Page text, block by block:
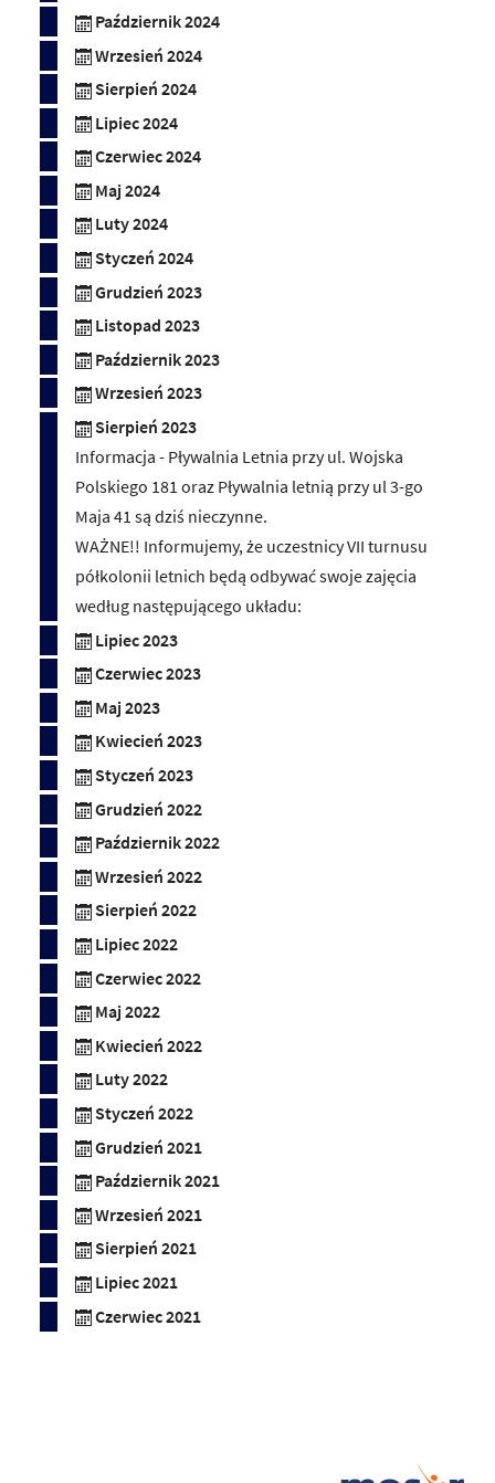
Październik 2024
Wrzesień 2024
Sierpień 2024
Lipiec 2024
Czerwiec 2024
Maj 2024
Luty 2024
Styczeń 2024
Grudzień 2023
Listopad 2023
Październik 2023
Wrzesień 2023
Sierpień 2023
Informacja - Pływalnia Letnia przy ul. Wojska
Polskiego 181 oraz Pływalnia letnią przy ul 3-go
Maja 41 są dziś nieczynne.
WAŻNE!! Informujemy, że uczestnicy VII turnusu
półkolonii letnich będą odbywać swoje zajęcia
według następującego układu:
Lipiec 2023
Czerwiec 2023
Maj 2023
Kwiecień 2023
Styczeń 2023
Grudzień 2022
Październik 2022
Wrzesień 2022
Sierpień 2022
Lipiec 2022
Czerwiec 2022
Maj 2022
Kwiecień 2022
Luty 2022
Styczeń 2022
Grudzień 2021
Październik 2021
Wrzesień 2021
Sierpień 2021
Lipiec 2021
Czerwiec 2021